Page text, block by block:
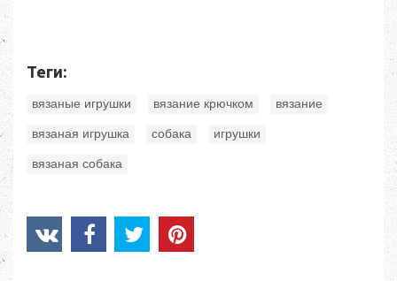
Теги:
вязаные игрушки вязание крючком вязание
вязаная игрушка собака игрушки
вязаная собака